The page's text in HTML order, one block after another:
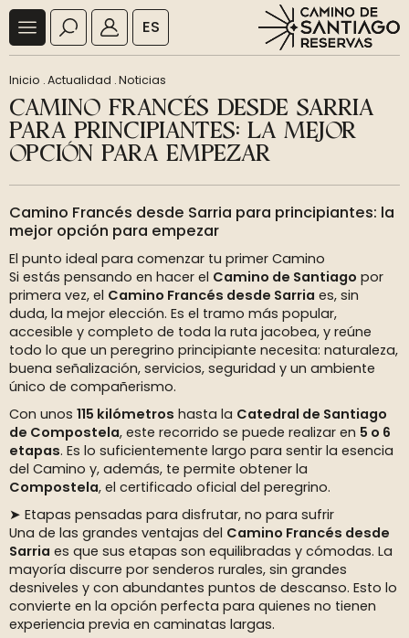
ES
Inicio .Actualidad .Noticias
CAMINO FRANCÉS DESDE SARRIA
PARA PRINCIPIANTES: LA MEJOR
OPCIÓN PARA EMPEZAR
Camino Francés desde Sarria para principiantes: la
mejor opción para empezar
El punto ideal para comenzar tu primer Camino
Si estás pensando en hacer el Camino de Santiago por
primera vez, el Camino Francés desde Sarria es, sin
duda, la mejor elección. Es el tramo más popular,
accesible y completo de toda la ruta jacobea, y reúne
todo lo que un peregrino principiante necesita: naturaleza,
buena señalización, servicios, seguridad y un ambiente
único de compañerismo.
Con unos 115 kilómetros hasta la Catedral de Santiago
de Compostela, este recorrido se puede realizar en 5 o 6
etapas. Es lo suficientemente largo para sentir la esencia
del Camino y, además, te permite obtener la
Compostela, el certificado oficial del peregrino.
➤ Etapas pensadas para disfrutar, no para sufrir
Una de las grandes ventajas del Camino Francés desde
Sarria es que sus etapas son equilibradas y cómodas. La
mayoría discurre por senderos rurales, sin grandes
desniveles y con abundantes puntos de descanso. Esto lo
convierte en la opción perfecta para quienes no tienen
experiencia previa en caminatas largas.